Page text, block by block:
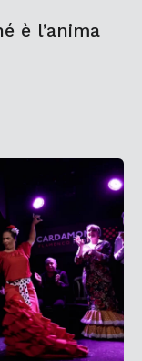
è l’anima